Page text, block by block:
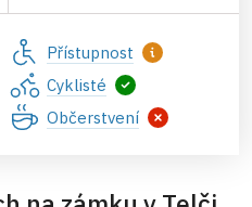
Přístupnost
Cyklisté
Občerstvení